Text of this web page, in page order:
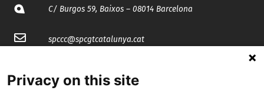
C/ Burgos 59, Baixos – 08014 Barcelona
spccc@spcgtcatalunya.cat
Privacy on this site